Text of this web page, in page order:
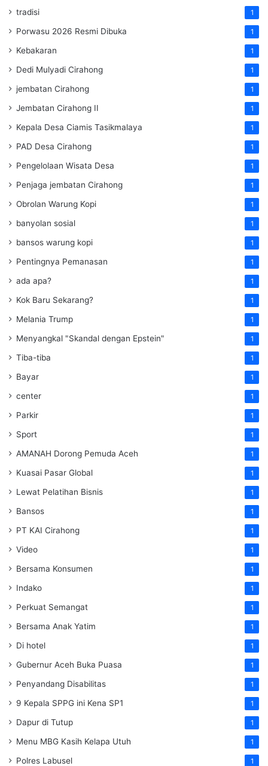
tradisi 1
Porwasu 2026 Resmi Dibuka 1
Kebakaran 1
Dedi Mulyadi Cirahong 1
jembatan Cirahong 1
Jembatan Cirahong II 1
Kepala Desa Ciamis Tasikmalaya 1
PAD Desa Cirahong 1
Pengelolaan Wisata Desa 1
Penjaga jembatan Cirahong 1
Obrolan Warung Kopi 1
banyolan sosial 1
bansos warung kopi 1
Pentingnya Pemanasan 1
ada apa? 1
Kok Baru Sekarang? 1
Melania Trump 1
Menyangkal "Skandal dengan Epstein" 1
Tiba-tiba 1
Bayar 1
center 1
Parkir 1
Sport 1
AMANAH Dorong Pemuda Aceh 1
Kuasai Pasar Global 1
Lewat Pelatihan Bisnis 1
Bansos 1
PT KAI Cirahong 1
Video 1
Bersama Konsumen 1
Indako 1
Perkuat Semangat 1
Bersama Anak Yatim 1
Di hotel 1
Gubernur Aceh Buka Puasa 1
Penyandang Disabilitas 1
9 Kepala SPPG ini Kena SP1 1
Dapur di Tutup 1
Menu MBG Kasih Kelapa Utuh 1
Polres Labusel 1